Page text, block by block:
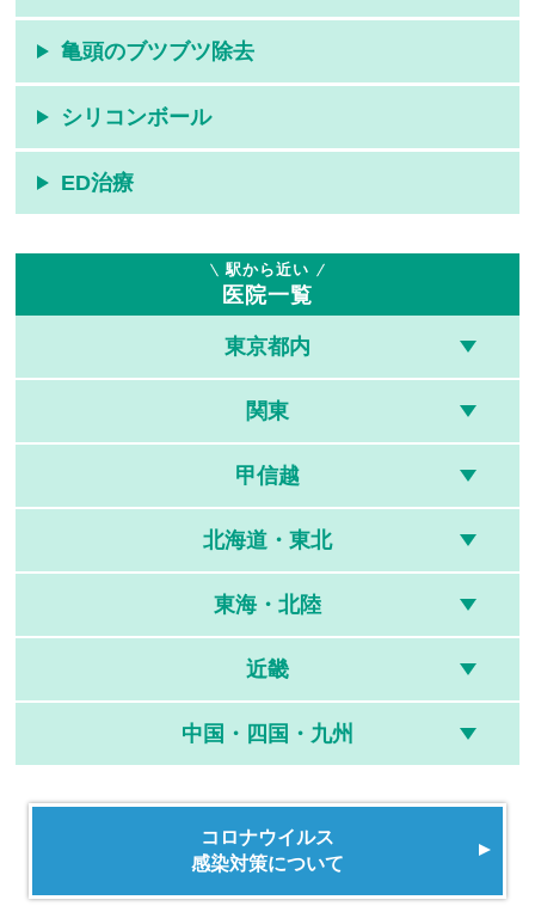
亀頭のブツブツ除去
シリコンボール
ED治療
駅から近い
医院一覧
東京都内
関東
甲信越
北海道・東北
東海・北陸
近畿
中国・四国・九州
コロナウイルス
感染対策について